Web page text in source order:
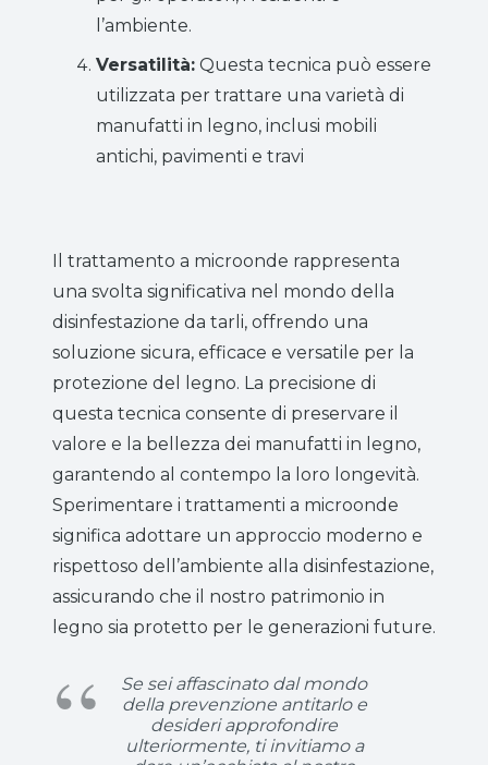
l’ambiente.
Versatilità: Questa tecnica può essere
utilizzata per trattare una varietà di
manufatti in legno, inclusi mobili
antichi, pavimenti e travi
Il trattamento a microonde rappresenta
una svolta significativa nel mondo della
disinfestazione da tarli, offrendo una
soluzione sicura, efficace e versatile per la
protezione del legno. La precisione di
questa tecnica consente di preservare il
valore e la bellezza dei manufatti in legno,
garantendo al contempo la loro longevità.
Sperimentare i trattamenti a microonde
significa adottare un approccio moderno e
rispettoso dell’ambiente alla disinfestazione,
assicurando che il nostro patrimonio in
legno sia protetto per le generazioni future.
Se sei affascinato dal mondo
della prevenzione antitarlo e
desideri approfondire
ulteriormente, ti invitiamo a